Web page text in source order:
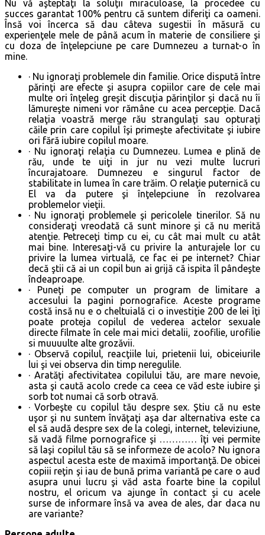
Nu vă aşteptaţi la soluţii miraculoase, la procedee cu
succes garantat 100% pentru că suntem diferiţi ca oameni.
Însă voi încerca să dau câteva sugestii în măsură cu
experienţele mele de până acum în materie de consiliere şi
cu doza de înţelepciune pe care Dumnezeu a turnat-o în
mine.
· Nu ignoraţi problemele din familie. Orice dispută între
părinţi are efecte şi asupra copiilor care de cele mai
multe ori înţeleg greşit discuţia părinţilor şi dacă nu îi
lămureşte nimeni vor rămâne cu acea percepţie. Dacă
relaţia voastră merge rău strangulaţi sau opturaţi
căile prin care copilul îşi primeşte afectivitate şi iubire
ori fără iubire copilul moare.
· Nu ignoraţi relaţia cu Dumnezeu. Lumea e plină de
rău, unde te uiţi in jur nu vezi multe lucruri
încurajatoare. Dumnezeu e singurul factor de
stabilitate in lumea în care trăim. O relaţie puternică cu
El va da putere şi înţelepciune în rezolvarea
problemelor vieţii.
· Nu ignoraţi problemele şi pericolele tinerilor. Să nu
consideraţi vreodată că sunt minore şi că nu merită
atenţie. Petreceţi timp cu ei, cu cât mai mult cu atât
mai bine. Interesaţi-vă cu privire la anturajele lor cu
privire la lumea virtuală, ce fac ei pe internet? Chiar
decă ştii că ai un copil bun ai grijă că ispita îl pândeşte
îndeaproape.
· Puneţi pe computer un program de limitare a
accesului la pagini pornografice. Aceste programe
costă insă nu e o cheltuială ci o investiţie 200 de lei îţi
poate proteja copilul de vederea actelor sexuale
directe filmate în cele mai mici detalii, zoofilie, urofilie
si muuuulte alte grozăvii.
· Observă copilul, reacţiile lui, prietenii lui, obiceiurile
lui şi vei observa din timp neregulile.
· Aratăţi afectivitatea copilului tău, are mare nevoie,
asta şi caută acolo crede ca ceea ce văd este iubire şi
sorb tot numai că sorb otravă.
· Vorbeşte cu copilul tău despre sex. Ştiu că nu este
uşor şi nu suntem învăţaţi aşa dar alternativa este ca
el să audă despre sex de la colegi, internet, televiziune,
să vadă filme pornografice şi ………… îţi vei permite
să laşi copilul tău să se informeze de acolo? Nu ignora
aspectul acesta este de maximă importanţă. De obicei
copiii reţin şi iau de bună prima variantă pe care o aud
asupra unui lucru şi văd asta foarte bine la copilul
nostru, el oricum va ajunge în contact şi cu acele
surse de informare însă va avea de ales, dar daca nu
are variante?